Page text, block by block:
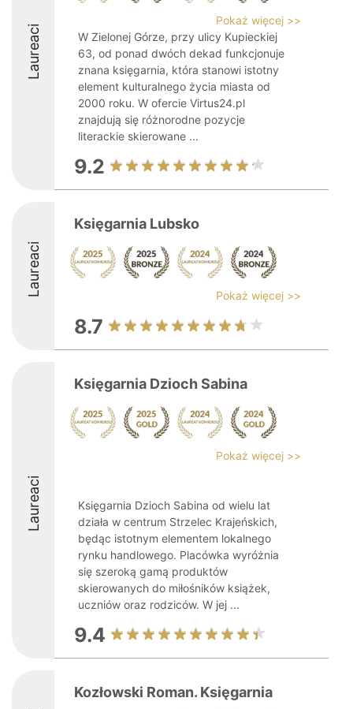
Laureaci
Pokaż więcej >>
W Zielonej Górze, przy ulicy Kupieckiej
63, od ponad dwóch dekad funkcjonuje
znana księgarnia, która stanowi istotny
element kulturalnego życia miasta od
2000 roku. W ofercie Virtus24.pl
znajdują się różnorodne pozycje
literackie skierowane ...
9.2
Laureaci
Księgarnia Lubsko
Pokaż więcej >>
8.7
Laureaci
Księgarnia Dzioch Sabina
Pokaż więcej >>
Księgarnia Dzioch Sabina od wielu lat
działa w centrum Strzelec Krajeńskich,
będąc istotnym elementem lokalnego
rynku handlowego. Placówka wyróżnia
się szeroką gamą produktów
skierowanych do miłośników książek,
uczniów oraz rodziców. W jej ...
9.4
Kozłowski Roman. Księgarnia